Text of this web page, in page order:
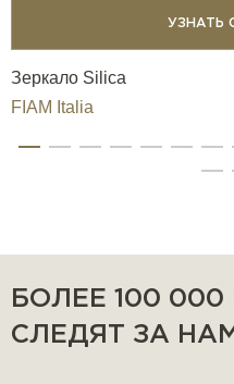
УЗНАТЬ
Зеркало Silica
FIAM Italia
БОЛЕЕ 100
СЛЕДЯТ ЗА